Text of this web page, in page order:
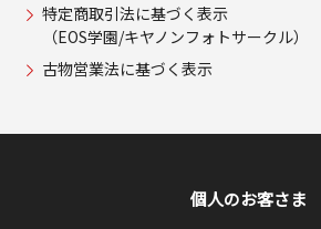
特定商取引法に基づく表示
（EOS学園/キヤノンフォトサークル）
古物営業法に基づく表示
個人のお客さま